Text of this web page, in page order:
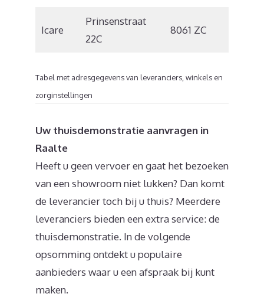
Icare
Prinsenstraat
22C
8061 ZC
Tabel met adresgegevens van leveranciers, winkels en
zorginstellingen
Uw thuisdemonstratie aanvragen in
Raalte
Heeft u geen vervoer en gaat het bezoeken
van een showroom niet lukken? Dan komt
de leverancier toch bij u thuis? Meerdere
leveranciers bieden een extra service: de
thuisdemonstratie. In de volgende
opsomming ontdekt u populaire
aanbieders waar u een afspraak bij kunt
maken.